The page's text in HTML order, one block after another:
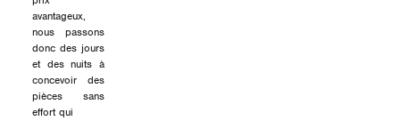
avantageux,
nous passons
donc des jours
et des nuits à
concevoir des
pièces sans
effort qui